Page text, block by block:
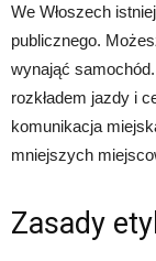
We Włoszech
publicznego.
wynająć
rozkładem jazdy i
komunikacja
mniejszych
Zasady